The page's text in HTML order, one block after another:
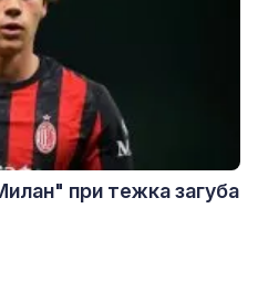
при тежка загуба